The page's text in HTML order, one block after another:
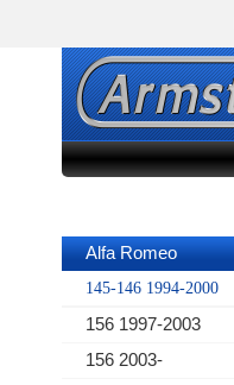
Alfa Romeo
145-146 1994-2000
156 1997-2003
156 2003-